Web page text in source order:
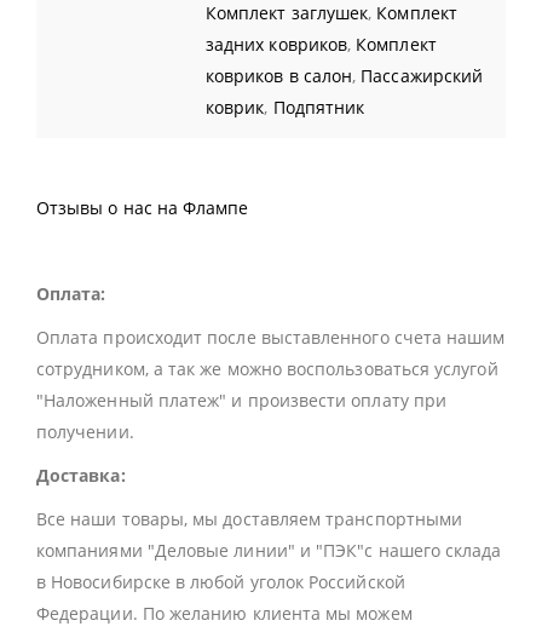
Комплект заглушек, Комплект
задних ковриков, Комплект
ковриков в салон, Пассажирский
коврик, Подпятник
Отзывы о нас на Флампе
Оплата:
Оплата происходит после выставленного счета нашим
сотрудником, а так же можно воспользоваться услугой
"Наложенный платеж" и произвести оплату при
получении.
Доставка:
Все наши товары, мы доставляем транспортными
компаниями "Деловые линии" и "ПЭК"с нашего склада
в Новосибирске в любой уголок Российской
Федерации. По желанию клиента мы можем